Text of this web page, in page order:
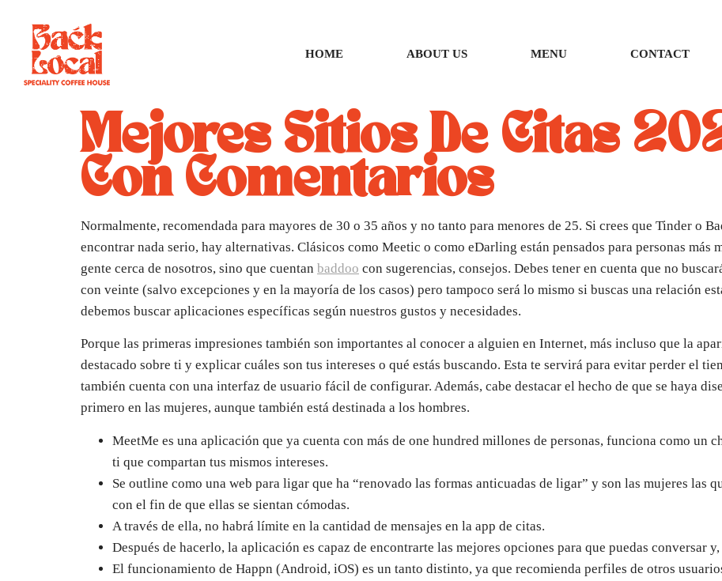
HOME ABOUT US MENU CONTACT
Mejores Sitios De Citas
Con Comentarios
Normalmente, recomendada para mayores de 30 o 35 años y no tanto para menores de 25. Si crees que Tinder o
encontrar nada serio, hay alternativas. Clásicos como Meetic o como eDarling están pensados para personas más
gente cerca de nosotros, sino que cuentan baddoo con sugerencias, consejos. Debes tener en cuenta que no
con veinte (salvo excepciones y en la mayoría de los casos) pero tampoco será lo mismo si buscas una relación
debemos buscar aplicaciones específicas según nuestros gustos y necesidades.
Porque las primeras impresiones también son importantes al conocer a alguien en Internet, más incluso que la
destacado sobre ti y explicar cuáles son tus intereses o qué estás buscando. Esta te servirá para evitar perder el
también cuenta con una interfaz de usuario fácil de configurar. Además, cabe destacar el hecho de que se haya
primero en las mujeres, aunque también está destinada a los hombres.
MeetMe es una aplicación que ya cuenta con más de one hundred millones de personas, funciona como un
ti que compartan tus mismos intereses.
Se outline como una web para ligar que ha “renovado las formas anticuadas de ligar” y son las mujeres las
con el fin de que ellas se sientan cómodas.
A través de ella, no habrá límite en la cantidad de mensajes en la app de citas.
Después de hacerlo, la aplicación es capaz de encontrarte las mejores opciones para que puedas conversar
El funcionamiento de Happn (Android, iOS) es un tanto distinto, ya que recomienda perfiles de otros